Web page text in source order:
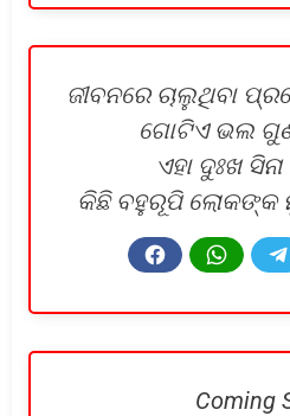
ଜୀବନରେ ଚାଲୁଥିବା
ଗୋଟିଏ ଭଲ
ଏହା ଦୁଃଖ
କିଛି ବହୁରୂପି ଲୋକଙ୍କ
Coming